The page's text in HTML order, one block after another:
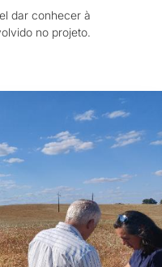
dar conhecer à
no projeto.